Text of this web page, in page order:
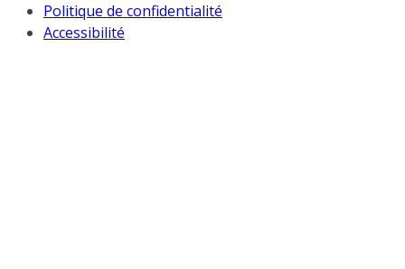
Politique de confidentialité
Accessibilité